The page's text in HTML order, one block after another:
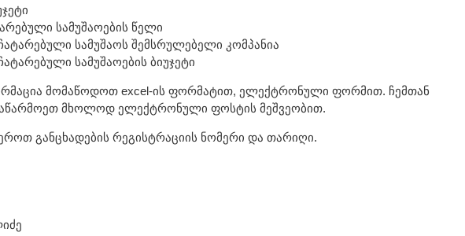
სამუშაოების წელი
სამუშაოს შემსრულებელი კომპანია
სამუშაოების ბიუჯეტი
მომაწოდოთ excel-ის ფორმატით, ელექტრონული ფორმით. ჩემთან
აწარმოეთ მხოლოდ ელექტრონული ფოსტის მეშვეობით.
განცხადების რეგისტრაციის ნომერი და თარიღი.